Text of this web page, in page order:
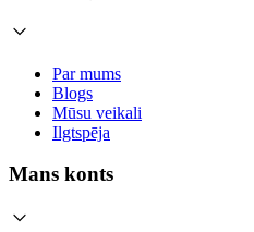
Par mums
Blogs
Mūsu veikali
Ilgtspēja
Mans konts